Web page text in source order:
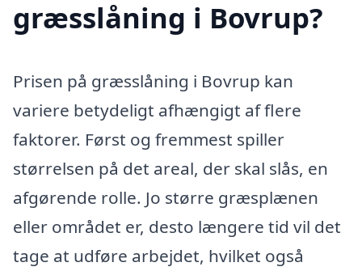
græsslåning i Bovrup?
Prisen på græsslåning i Bovrup kan
variere betydeligt afhængigt af flere
faktorer. Først og fremmest spiller
størrelsen på det areal, der skal slås, en
afgørende rolle. Jo større græsplænen
eller området er, desto længere tid vil det
tage at udføre arbejdet, hvilket også